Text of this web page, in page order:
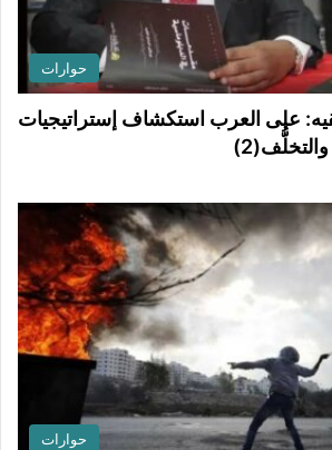
حوارات
على العرب استكشاف إستراتيجيات
حوارات